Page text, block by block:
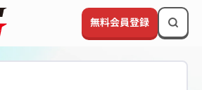
無料会員登録